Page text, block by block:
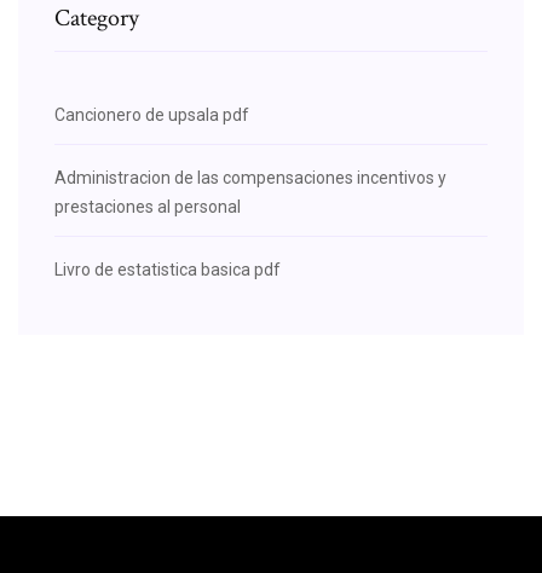
Category
Cancionero de upsala pdf
Administracion de las compensaciones incentivos y
prestaciones al personal
Livro de estatistica basica pdf